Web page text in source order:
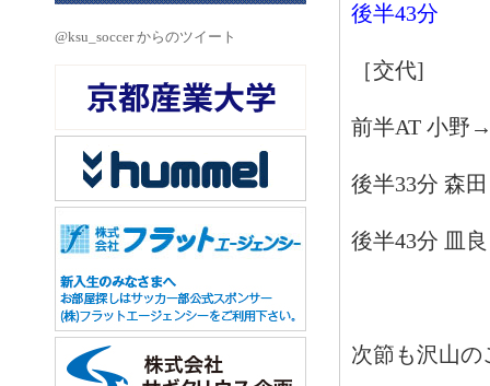
@ksu_soccer からのツイート
後半43分
［交代]
前半AT 小野
後半33分 森
後半43分 皿
次節も沢山